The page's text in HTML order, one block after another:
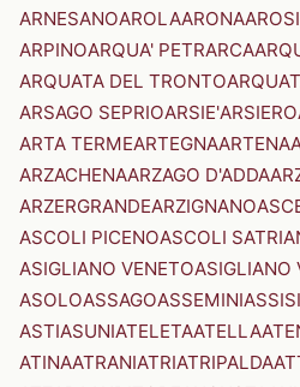
ARNESANOAROLAARONA
ARPINOARQUA' PETRARCA
ARQUATA DEL TRONTO
ARSAGO SEPRIOARSIE'ARSIERO
ARTA TERMEARTEGNAARTENA
ARZACHENAARZAGO D'ADDA
ARZERGRANDEARZIGNANO
ASCOLI PICENOASCOLI
ASIGLIANO VENETOASIGLIANO
ASOLOASSAGOASSEMINIASSISI
ASTIASUNIATELETAATELLA
ATINAATRANIATRIATRIPALDA